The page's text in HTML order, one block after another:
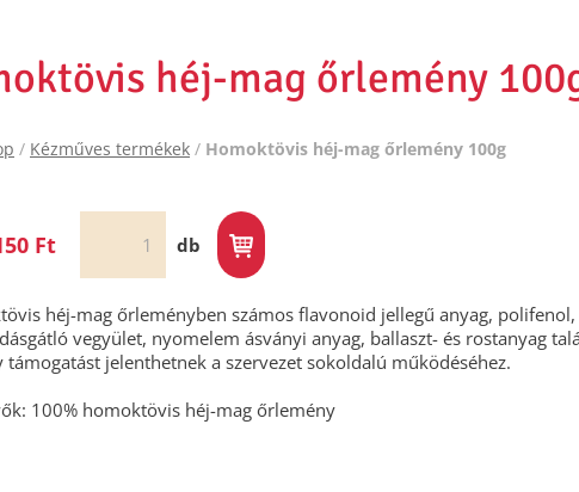
héj-mag őrlemény
/ Kézműves termékek / Homoktövis héj-mag őrlemény 100g
Ft db
héj-mag őrleményben számos flavonoid jellegű anyag,
vegyület, nyomelem ásványi anyag, ballaszt- és rostanyag
támogatást jelenthetnek a szervezet sokoldalú működéséhez.
100% homoktövis héj-mag őrlemény